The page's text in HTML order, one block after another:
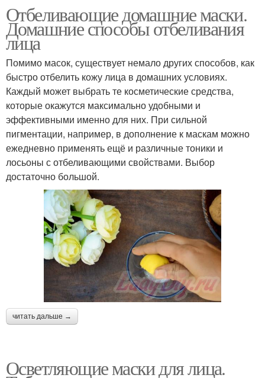
Отбеливающие домашние маски.
Домашние способы отбеливания
лица
Помимо масок, существует немало других способов, как
быстро отбелить кожу лица в домашних условиях.
Каждый может выбрать те косметические средства,
которые окажутся максимально удобными и
эффективными именно для них. При сильной
пигментации, например, в дополнение к маскам можно
ежедневно применять ещё и различные тоники и
лосьоны с отбеливающими свойствами. Выбор
достаточно большой.
читать дальше →
Осветляющие маски для лица.